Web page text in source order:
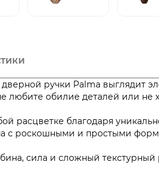
дверной ручки Palma выглядит
любите обилие деталей или не
расцветке благодаря
с роскошными и простыми
сила и сложный